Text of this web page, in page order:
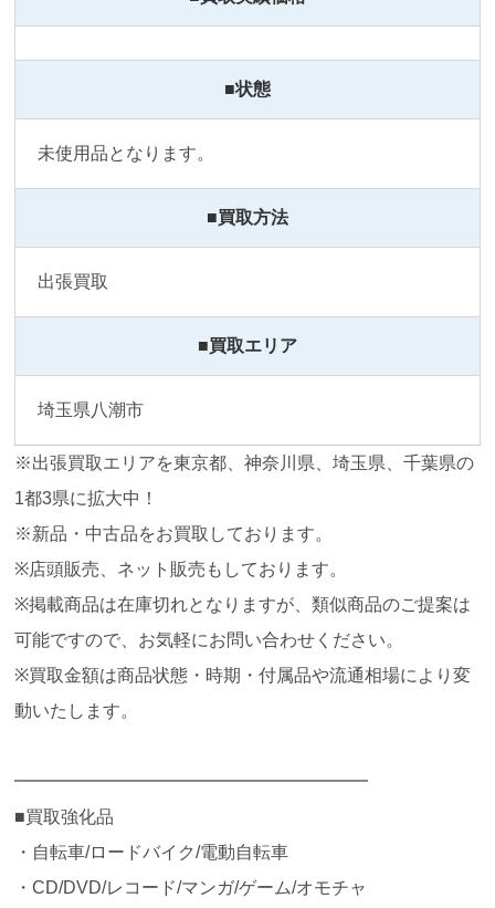
■状態
未使用品となります。
■買取方法
出張買取
■買取エリア
埼玉県八潮市
※出張買取エリアを東京都、神奈川県、埼玉県、千葉県の
1都3県に拡大中！
※新品・中古品をお買取しております。
※店頭販売、ネット販売もしております。
※掲載商品は在庫切れとなりますが、類似商品のご提案は
可能ですので、お気軽にお問い合わせください。
※買取金額は商品状態・時期・付属品や流通相場により変
動いたします。
━━━━━━━━━━━━━━━━━━━━
■買取強化品
・自転車/ロードバイク/電動自転車
・CD/DVD/レコード/マンガ/ゲーム/オモチャ